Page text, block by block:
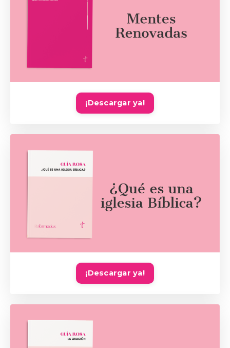
¡Descargar ya!
¡Descargar ya!